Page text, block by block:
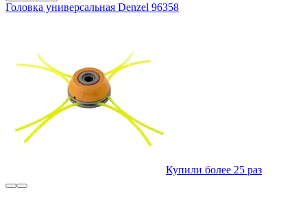
Головка универсальная Denzel 96358
Купили более 25 раз